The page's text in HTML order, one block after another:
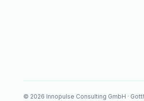
© 2026 Innopulse Consulting GmbH ·